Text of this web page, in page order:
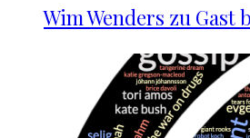
Wim Wenders zu Gast